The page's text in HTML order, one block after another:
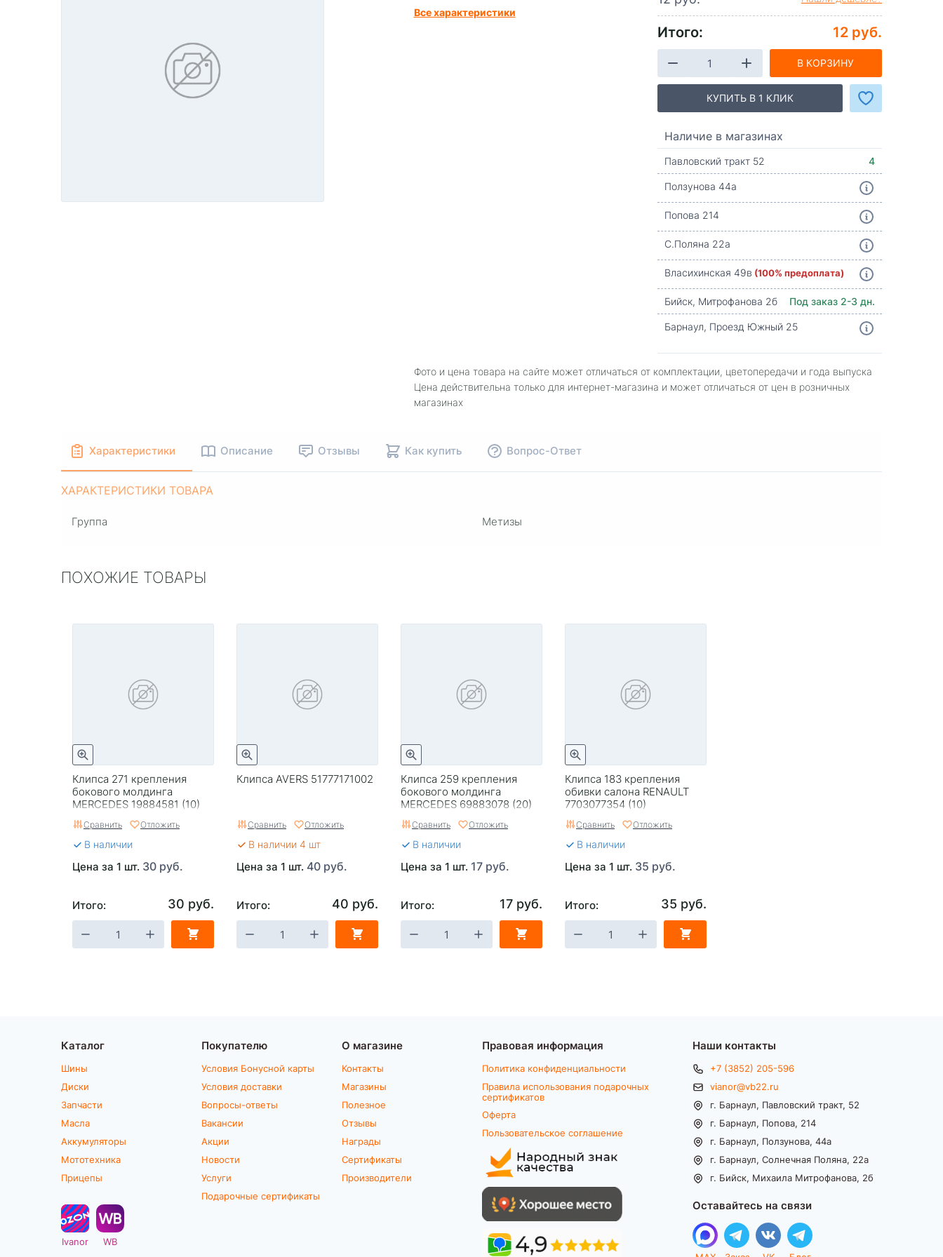
Все характеристики
Итого: 12 руб.
В КОРЗИНУ
КУПИТЬ В 1 КЛИК
Наличие в магазинах
Павловский тракт 52
4
Ползунова 44а
Попова 214
С.Поляна 22а
Власихинская 49в (100% предоплата)
Бийск, Митрофанова 2б
Под заказ 2-3 дн.
Барнаул, Проезд Южный 25
Фото и цена товара на сайте может отличаться от комплектации, цветопередачи и года выпуска
Цена действительна только для интернет-магазина и может отличаться от цен в розничных
магазинах
Характеристики Описание Отзывы Как купить Вопрос-Ответ
ХАРАКТЕРИСТИКИ ТОВАРА
Группа Метизы
ПОХОЖИЕ ТОВАРЫ
Клипса 271 крепления
бокового молдинга
MERCEDES 19884581 (10)
Сравнить Отложить
В наличии
Цена за 1 шт. 30 руб.
Итого: 30 руб.
Клипса AVERS 51777171002
Сравнить Отложить
В наличии 4 шт
Цена за 1 шт. 40 руб.
Итого: 40 руб.
Клипса 259 крепления
бокового молдинга
MERCEDES 69883078 (20)
Сравнить Отложить
В наличии
Цена за 1 шт. 17 руб.
Итого: 17 руб.
Клипса 183 крепления
обивки салона RENAULT
7703077354 (10)
Сравнить Отложить
В наличии
Цена за 1 шт. 35 руб.
Итого: 35 руб.
Каталог
Шины
Диски
Запчасти
Масла
Аккумуляторы
Мототехника
Прицепы
Ivanor WB
Покупателю
Условия Бонусной карты
Условия доставки
Вопросы-ответы
Вакансии
Акции
Новости
Услуги
Подарочные сертификаты
О магазине
Контакты
Магазины
Полезное
Отзывы
Награды
Сертификаты
Производители
Правовая информация
Политика конфиденциальности
Правила использования подарочных
сертификатов
Оферта
Пользовательское соглашение
Наши контакты
+7 (3852) 205-596
vianor@vb22.ru
г. Барнаул, Павловский тракт, 52
г. Барнаул, Попова, 214
г. Барнаул, Ползунова, 44а
г. Барнаул, Солнечная Поляна, 22а
г. Бийск, Михаила Митрофанова, 2б
Оставайтесь на связи